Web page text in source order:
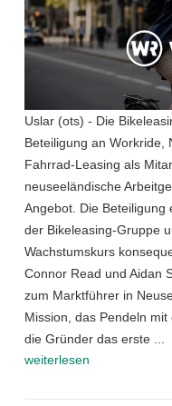
Uslar (ots) - Die
Beteiligung an Workride,
Fahrrad-Leasing als
neuseeländische
Angebot. Die Beteiligung
der Bikeleasing-Gruppe
Wachstumskurs
Connor Read und Aidan
zum Marktführer in
Mission, das Pendeln
die Gründer das erste ...
weiterlesen